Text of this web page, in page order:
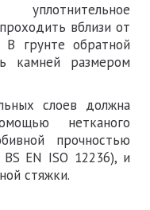
вблизи от
В грунте обратной
камней размером
слоев должна
нетканого
прочностью
EN ISO 12236), и
стяжки.